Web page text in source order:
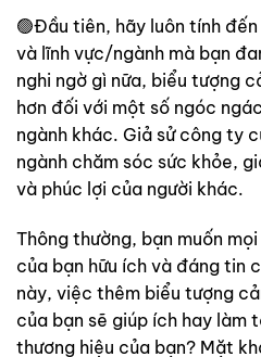
🟢Đầu tiên, hãy luôn tính
và lĩnh vực/ngành mà bạn
nghi ngờ gì nữa, biểu tượng
hơn đối với một số ngóc
ngành khác. Giả sử công ty
ngành chăm sóc sức khỏe,
và phúc lợi của người khác.
Thông thường, bạn muốn
của bạn hữu ích và đáng tin
này, việc thêm biểu tượng
của bạn sẽ giúp ích hay làm
thương hiệu của bạn? Mặt